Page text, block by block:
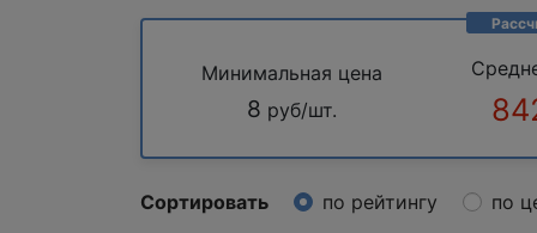
Минимальная цена
8 руб/шт.
Сортировать по рейтингу по